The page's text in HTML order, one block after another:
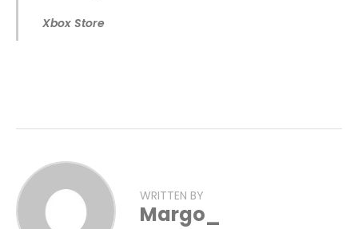
Xbox Store
WRITTEN BY
Margo_